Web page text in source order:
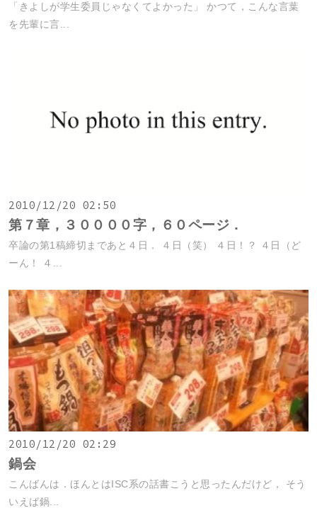
「きよしが学生委員じゃなくてよかった」 かつて，こんな言葉
を先輩に言...
2010/12/20 02:50
第７章，３００００字，６０ページ．
卒論の第1稿締切まであと４日． ４日（笑） ４日！？ ４日（ど
ーん！ ４...
2010/12/20 02:29
鍋会
こんばんは．ほんとはISC系の話書こうと思ったんだけど， そう
いえば鍋...